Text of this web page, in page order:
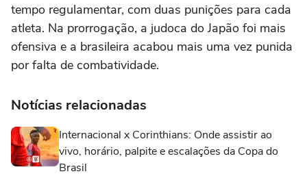
tempo regulamentar, com duas punições para cada
atleta. Na prorrogação, a judoca do Japão foi mais
ofensiva e a brasileira acabou mais uma vez punida
por falta de combatividade.
Notícias relacionadas
Internacional x Corinthians: Onde assistir ao
vivo, horário, palpite e escalações da Copa do
Brasil